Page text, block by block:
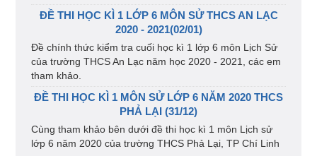
ĐỀ THI HỌC KÌ 1 LỚP 6 MÔN SỬ THCS AN LẠC
2020 - 2021(02/01)
Đề chính thức kiểm tra cuối học kì 1 lớp 6 môn Lịch Sử
của trường THCS An Lạc năm học 2020 - 2021, các em
tham khảo.
ĐỀ THI HỌC KÌ 1 MÔN SỬ LỚP 6 NĂM 2020 THCS
PHẢ LẠI (31/12)
Cùng tham khảo bên dưới đề thi học kì 1 môn Lịch sử
lớp 6 năm 2020 của trường THCS Phả Lại, TP Chí Linh